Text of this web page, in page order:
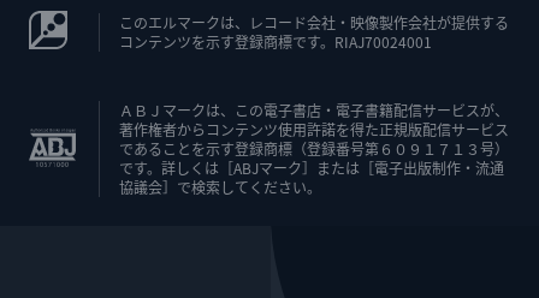
このエルマークは、レコード会社・映像製作会社が提供する
コンテンツを示す登録商標です。RIAJ70024001
ＡＢＪマークは、この電子書店・電子書籍配信サービスが、
著作権者からコンテンツ使用許諾を得た正規版配信サービス
であることを示す登録商標（登録番号第６０９１７１３号）
です。詳しくは［ABJマーク］または［電子出版制作・流通
協議会］で検索してください。